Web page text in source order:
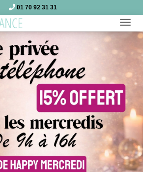
01 70 92 31 31